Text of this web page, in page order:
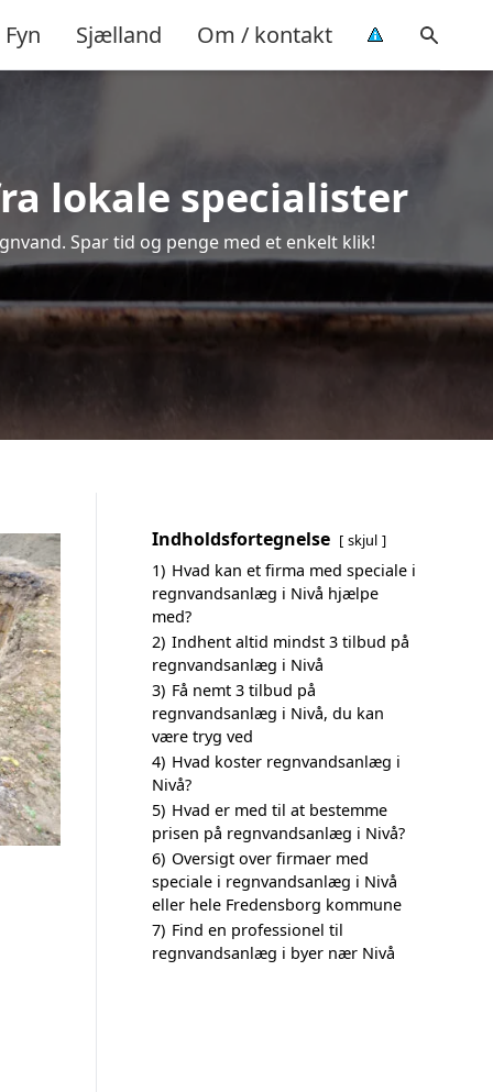
Fyn Sjælland Om / kontakt
lokale specialister
Spar tid og penge med et enkelt klik!
Indholdsfortegnelse skjul
1) Hvad kan et firma med speciale i
regnvandsanlæg i Nivå hjælpe
med?
2) Indhent altid mindst 3 tilbud på
regnvandsanlæg i Nivå
3) Få nemt 3 tilbud på
regnvandsanlæg i Nivå, du kan
være tryg ved
4) Hvad koster regnvandsanlæg i
Nivå?
5) Hvad er med til at bestemme
prisen på regnvandsanlæg i Nivå?
6) Oversigt over firmaer med
speciale i regnvandsanlæg i Nivå
eller hele Fredensborg kommune
7) Find en professionel til
regnvandsanlæg i byer nær Nivå